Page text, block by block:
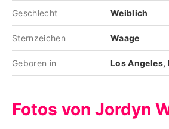
Geschlecht Weiblich
Sternzeichen Waage
Geboren in Los Angeles,
Fotos von Jordyn